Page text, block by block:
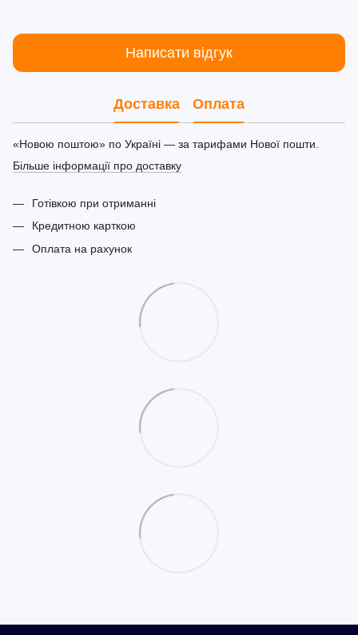
Написати відгук
Доставка Оплата
«Новою поштою» по Україні — за тарифами Нової пошти.
Більше інформації про доставку
Готівкою при отриманні
Кредитною карткою
Оплата на рахунок